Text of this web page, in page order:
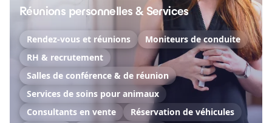
Réunions personnelles & Services
Rendez-vous et réunions
Moniteurs de conduite
RH & recrutement
Salles de conférence & de réunion
Services de soins pour animaux
Consultants en vente
Réservation de véhicules